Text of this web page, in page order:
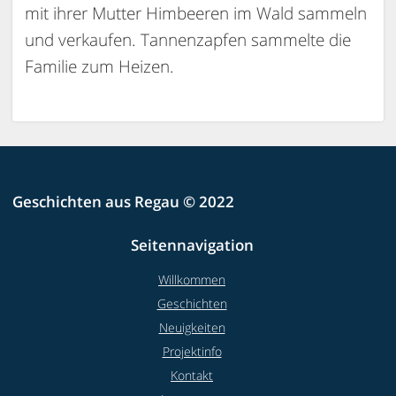
mit ihrer Mutter Himbeeren im Wald sammeln
und verkaufen. Tannenzapfen sammelte die
Familie zum Heizen.
Geschichten aus Regau © 2022
Seitennavigation
Willkommen
Geschichten
Neuigkeiten
Projektinfo
Kontakt